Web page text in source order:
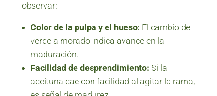
observar:
Color de la pulpa y el hueso: El cambio de
verde a morado indica avance en la
maduración.
Facilidad de desprendimiento: Si la
aceituna cae con facilidad al agitar la rama,